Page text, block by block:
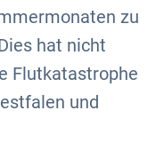
zu
hat nicht
Flutkatastrophe
und